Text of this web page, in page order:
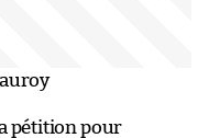
pétition pour